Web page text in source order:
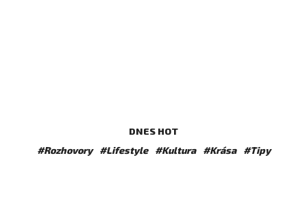
DNES HOT
#Rozhovory
#Lifestyle #Kultura #Krása #Tipy